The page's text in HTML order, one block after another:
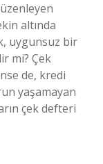
altında
uygunsuz bir
mi? Çek
de, kredi
yaşamayan
çek defteri